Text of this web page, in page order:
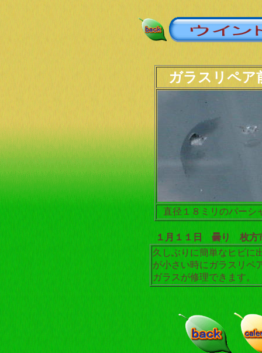
ガラスリペア
直径１８ミリのパーシ
１月１１日 曇り 枚方
久しぶりに簡単なヒビに
が小さい時にガラスリペ
ガラスが修理できます。